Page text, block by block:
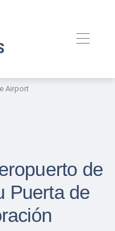
Airport
de
Puerta de